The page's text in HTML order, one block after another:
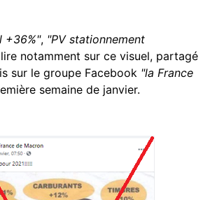
+36%", "PV stationnement
notamment sur ce visuel, partagé
sur le groupe Facebook "la France
semaine de janvier.